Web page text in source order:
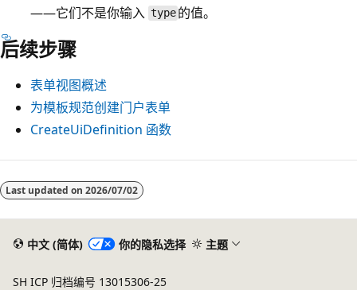
——它们不是你输入 type 的值。
后续步骤
表单视图概述
为模板规范创建门户表单
CreateUiDefinition 函数
Last updated on 2026/07/02
中文 (简体) 你的隐私选择 主题
SH ICP 归档编号 13015306-25